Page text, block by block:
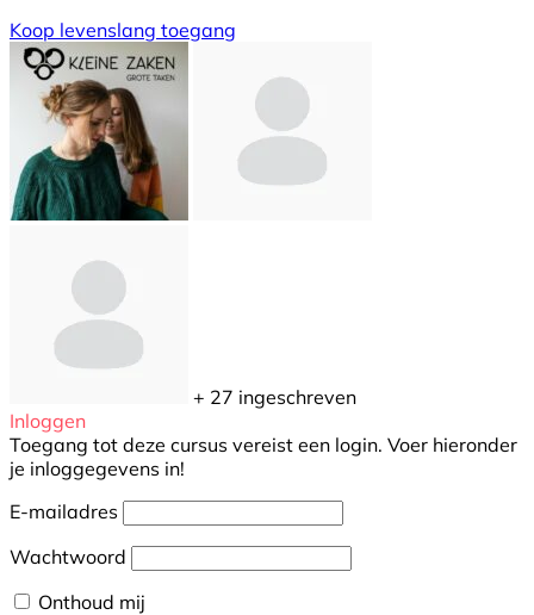
Koop levenslang toegang
+ 27 ingeschreven
Inloggen
Toegang tot deze cursus vereist een login. Voer hieronder
je inloggegevens in!
E-mailadres
Wachtwoord
Onthoud mij